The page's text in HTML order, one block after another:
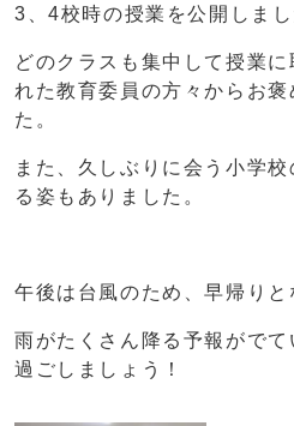
3、4校時の授業を公開しまし
どのクラスも集中して授業
れた教育委員の方々からお
た。
また、久しぶりに会う小学
る姿もありました。
午後は台風のため、早帰りと
雨がたくさん降る予報がで
過ごしましょう！